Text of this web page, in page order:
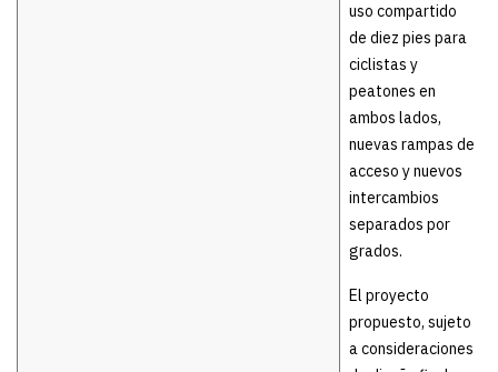
uso compartido
de diez pies para
ciclistas y
peatones en
ambos lados,
nuevas rampas de
acceso y nuevos
intercambios
separados por
grados.
El proyecto
propuesto, sujeto
a consideraciones